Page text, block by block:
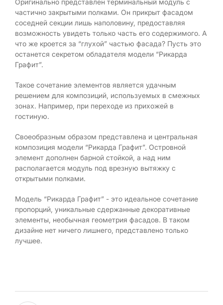
частично закрытыми полками. Он прикрыт фасадом
соседней секции лишь наполовину, предоставляя
возможность увидеть только часть его содержимого. А
что же кроется за “глухой” частью фасада? Пусть это
останется секретом обладателя модели “Рикарда
Графит”.
Такое сочетание элементов является удачным
решением для композиций, используемых в смежных
зонах. Например, при переходе из прихожей в
гостиную.
Своеобразным образом представлена и центральная
композиция модели “Рикарда Графит”. Островной
элемент дополнен барной стойкой, а над ним
располагается модуль под врезную вытяжку с
открытыми полками.
Модель “Рикарда Графит” - это идеальное сочетание
пропорций, уникальные сдержанные декоративные
элементы, необычная геометрия фасадов. В таком
дизайне нет ничего лишнего, представлено только
лучшее.